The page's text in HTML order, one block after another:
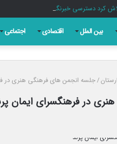
کرد دسترسی خبرنگاران به مدیران و
بین الملل اقتصادی اجتماعی
/جلسه انجمن های فرهنگی هنری در
در فرهنگسرای ایمان